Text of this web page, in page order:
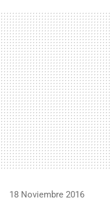
18 Noviembre 2016